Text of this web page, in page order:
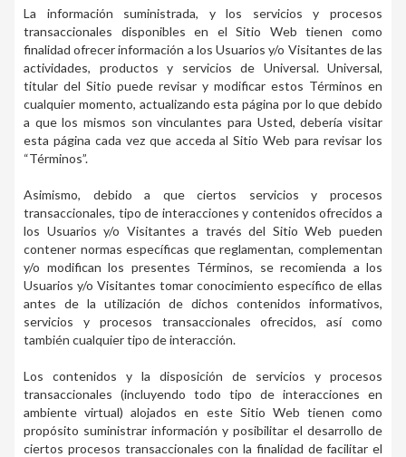
La información suministrada, y los servicios y procesos
transaccionales disponibles en el Sitio Web tienen como
finalidad ofrecer información a los Usuarios y/o Visitantes de las
actividades, productos y servicios de Universal. Universal,
titular del Sitio puede revisar y modificar estos Términos en
cualquier momento, actualizando esta página por lo que debido
a que los mismos son vinculantes para Usted, debería visitar
esta página cada vez que acceda al Sitio Web para revisar los
“Términos”.
Asimismo, debido a que ciertos servicios y procesos
transaccionales, tipo de interacciones y contenidos ofrecidos a
los Usuarios y/o Visitantes a través del Sitio Web pueden
contener normas específicas que reglamentan, complementan
y/o modifican los presentes Términos, se recomienda a los
Usuarios y/o Visitantes tomar conocimiento específico de ellas
antes de la utilización de dichos contenidos informativos,
servicios y procesos transaccionales ofrecidos, así como
también cualquier tipo de interacción.
Los contenidos y la disposición de servicios y procesos
transaccionales (incluyendo todo tipo de interacciones en
ambiente virtual) alojados en este Sitio Web tienen como
propósito suministrar información y posibilitar el desarrollo de
ciertos procesos transaccionales con la finalidad de facilitar el